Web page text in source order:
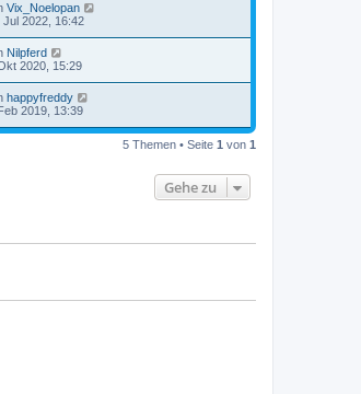
Vix_Noelopan
Jul 2022, 16:42
Nilpferd
2020, 15:29
happyfreddy
2019, 13:39
5 Themen • Seite 1 von 1
Gehe zu